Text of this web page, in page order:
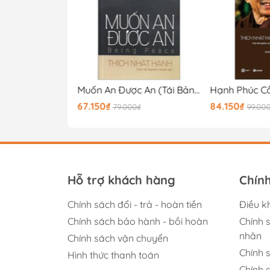
Muốn An Được An (Tái Bản 2025)
67.150₫ 79.000₫
84.150₫
Hỗ trợ khách hàng
Chính sách đổi - trả - hoàn tiền
Chính sách bảo hành - bồi hoàn
Chính sách vận chuyển
Hình thức thanh toán
Điều
Chính
nhân
Chính